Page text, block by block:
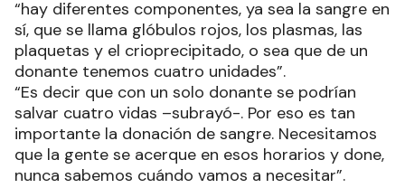
“hay diferentes componentes, ya sea la sangre en
sí, que se llama glóbulos rojos, los plasmas, las
plaquetas y el crioprecipitado, o sea que de un
donante tenemos cuatro unidades”.
“Es decir que con un solo donante se podrían
salvar cuatro vidas –subrayó-. Por eso es tan
importante la donación de sangre. Necesitamos
que la gente se acerque en esos horarios y done,
nunca sabemos cuándo vamos a necesitar”.